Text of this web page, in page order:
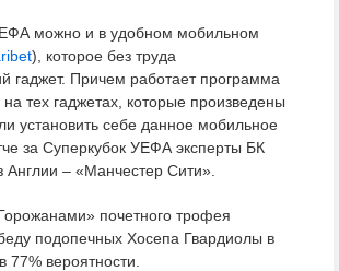
можно и в удобном мобильном
), которое без труда
гаджет. Причем работает программа
тех гаджетах, которые произведены
установить себе данное мобильное
за Суперкубок УЕФА эксперты БК
– «Манчестер Сити».
почетного трофея
подопечных Хосепа Гвардиолы в
вероятности.